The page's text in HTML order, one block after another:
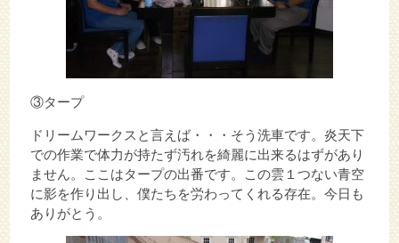
③タープ
ドリームワークスと言えば・・・そう洗車です。炎天下
での作業で体力が持たず汚れを綺麗に出来るはずがあり
ません。ここはタープの出番です。この雲１つない青空
に影を作り出し、僕たちを労わってくれる存在。今日も
ありがとう。